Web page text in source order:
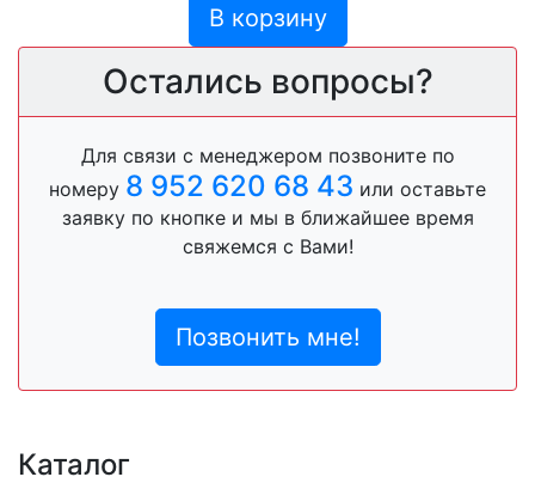
В корзину
Остались вопросы?
Для связи с менеджером позвоните по
номеру 8 952 620 68 43 или оставьте
заявку по кнопке и мы в ближайшее время
свяжемся с Вами!
Позвонить мне!
Каталог